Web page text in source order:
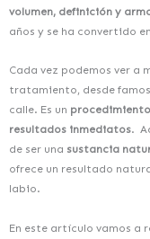
volumen, definición y
años y se ha convertido
Cada vez podemos ver a
tratamiento, desde
calle. Es un
resultados inmediatos.
de ser una sustancia
ofrece un resultado
labio.
En este artículo vamos a